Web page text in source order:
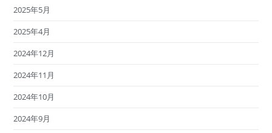
2025年5月
2025年4月
2024年12月
2024年11月
2024年10月
2024年9月